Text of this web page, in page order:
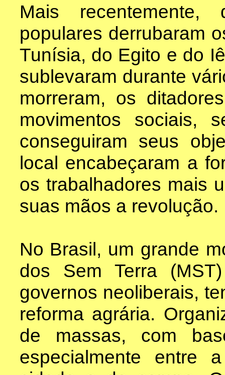
Mais recentemente,
populares derrubaram
Tunísia, do Egito e do
sublevaram durante
morreram, os
movimentos sociais,
conseguiram seus
local encabeçaram a
os trabalhadores mais
suas mãos a revolução.
No Brasil, um grande
dos Sem Terra
governos neoliberais,
reforma agrária.
de massas, com
especialmente entre